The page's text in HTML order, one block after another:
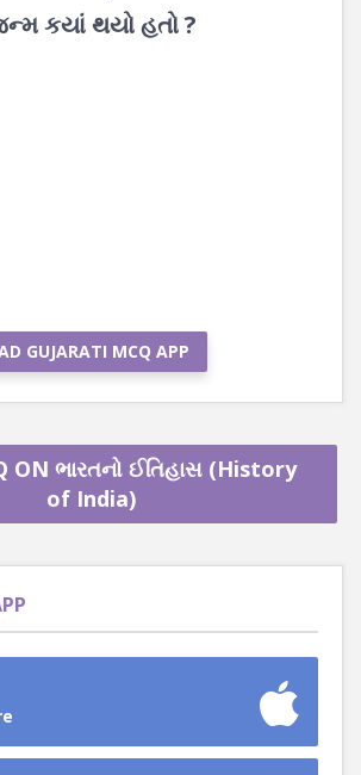
કયાં થયો હતો ?
GUJARATI MCQ APP
ON ભારતનો ઈતિહાસ (History
of India)